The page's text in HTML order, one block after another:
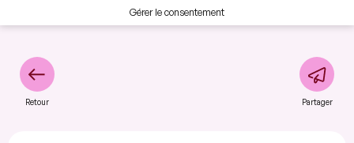
Gérer le consentement
Retour Partager